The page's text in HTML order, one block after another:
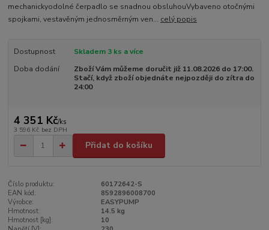
mechanickyodolné čerpadlo se snadnou obsluhouVybaveno otočnými
spojkami, vestavěným jednosměrným ven... celý popis
Dostupnost
Skladem 3 ks a více
Doba dodání
Zboží Vám můžeme doručit již 11.08.2026 do 17:00.
Stačí, když zboží objednáte nejpozději do zítra do
24:00
4 351 Kč/ks
3 596 Kč bez DPH
Přidat do košíku
Číslo produktu:
60172642-S
EAN kód:
8592896008700
Výrobce:
EASYPUMP
Hmotnost:
14.5 kg
Hmotnost [kg]:
10